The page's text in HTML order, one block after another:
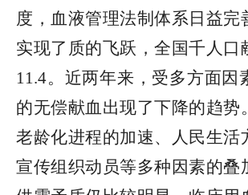
度，血液管理法制体系日益完
实现了质的飞跃，全国千人口
11.4。近两年来，受多方面因
的无偿献血出现了下降的趋势
老龄化进程的加速、人民生活
宣传组织动员等多种因素的叠